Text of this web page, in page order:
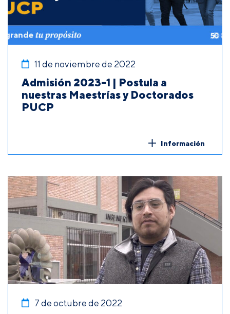
11 de noviembre de 2022
Admisión 2023-1 | Postula a
nuestras Maestrías y Doctorados
PUCP
Información
7 de octubre de 2022